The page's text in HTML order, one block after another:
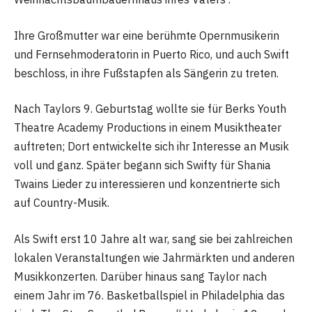
Ihre Großmutter war eine berühmte Opernmusikerin
und Fernsehmoderatorin in Puerto Rico, und auch Swift
beschloss, in ihre Fußstapfen als Sängerin zu treten.
Nach Taylors 9. Geburtstag wollte sie für Berks Youth
Theatre Academy Productions in einem Musiktheater
auftreten; Dort entwickelte sich ihr Interesse an Musik
voll und ganz. Später begann sich Swifty für Shania
Twains Lieder zu interessieren und konzentrierte sich
auf Country-Musik.
Als Swift erst 10 Jahre alt war, sang sie bei zahlreichen
lokalen Veranstaltungen wie Jahrmärkten und anderen
Musikkonzerten. Darüber hinaus sang Taylor nach
einem Jahr im 76. Basketballspiel in Philadelphia das